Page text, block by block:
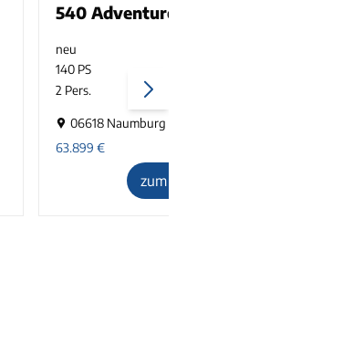
540 Adventure Edition
neu
140 PS
2 Pers.
06618 Naumburg
63.899 €
zum Inserat